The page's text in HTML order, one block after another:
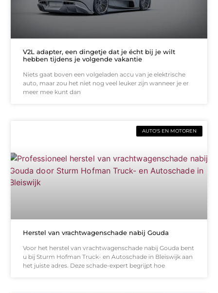
V2L adapter, een dingetje dat je écht bij je wilt
hebben tijdens je volgende vakantie
Niets gaat boven een volgeladen accu van je elektrische
auto, maar zou het niet nog veel leuker zijn wanneer je er
meer mee kunt dan
AUTO'S EN MOTOREN
Herstel van vrachtwagenschade nabij Gouda
Voor het herstel van vrachtwagenschade nabij Gouda bent
u bij Sturm Hofman Truck- en Autoschade in Bleiswijk aan
het juiste adres. Deze schade-expert begrijpt hoe